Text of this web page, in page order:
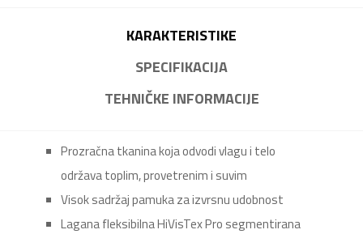
KARAKTERISTIKE
SPECIFIKACIJA
TEHNIČKE INFORMACIJE
Prozračna tkanina koja odvodi vlagu i telo
održava toplim, provetrenim i suvim
Visok sadržaj pamuka za izvrsnu udobnost
Lagana fleksibilna HiVisTex Pro segmentirana